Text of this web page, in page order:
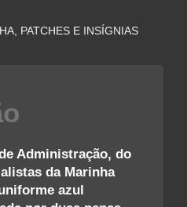
PATCHES E INSÍGNIAS
Administração, do
da Marinha
azul